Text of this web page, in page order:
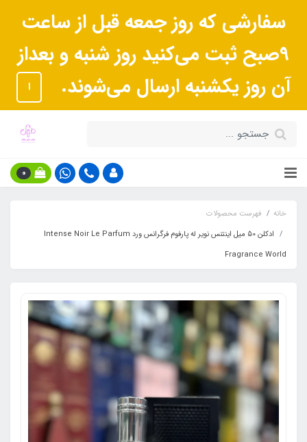
سفارشی که روز جمعه قبل از ساعت
9صبح ثبت می‌کنید روز شنبه و بعداز
آن روز یکشنبه ارسال می‌شوند.
ا
0
خانه
فهرست محصولات
ادکلن 50 میل اینتنس نویر له پارفوم فرگرانس ورد Intense Noir Le Parfum
Fragrance World